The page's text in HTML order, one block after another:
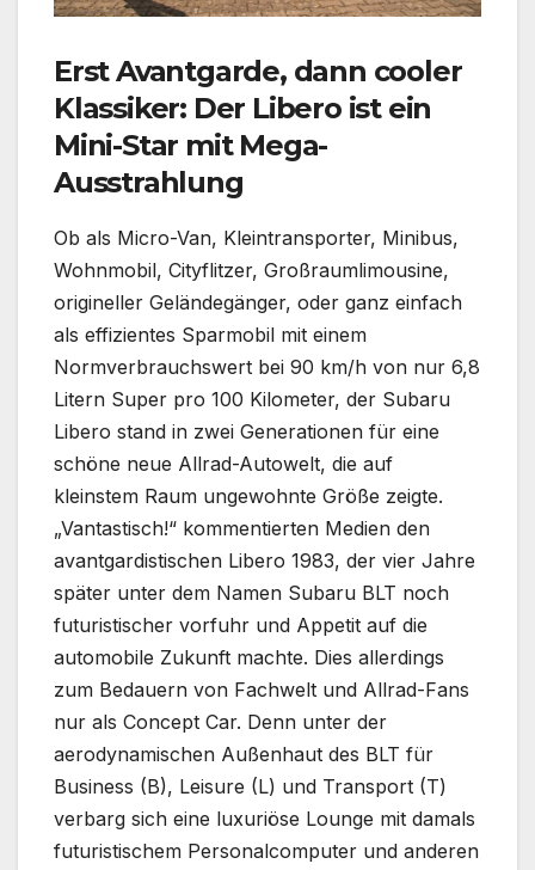
Erst Avantgarde, dann cooler
Klassiker: Der Libero ist ein
Mini-Star mit Mega-
Ausstrahlung
Ob als Micro-Van, Kleintransporter, Minibus,
Wohnmobil, Cityflitzer, Großraumlimousine,
origineller Geländegänger, oder ganz einfach
als effizientes Sparmobil mit einem
Normverbrauchswert bei 90 km/h von nur 6,8
Litern Super pro 100 Kilometer, der Subaru
Libero stand in zwei Generationen für eine
schöne neue Allrad-Autowelt, die auf
kleinstem Raum ungewohnte Größe zeigte.
„Vantastisch!“ kommentierten Medien den
avantgardistischen Libero 1983, der vier Jahre
später unter dem Namen Subaru BLT noch
futuristischer vorfuhr und Appetit auf die
automobile Zukunft machte. Dies allerdings
zum Bedauern von Fachwelt und Allrad-Fans
nur als Concept Car. Denn unter der
aerodynamischen Außenhaut des BLT für
Business (B), Leisure (L) und Transport (T)
verbarg sich eine luxuriöse Lounge mit damals
futuristischem Personalcomputer und anderen